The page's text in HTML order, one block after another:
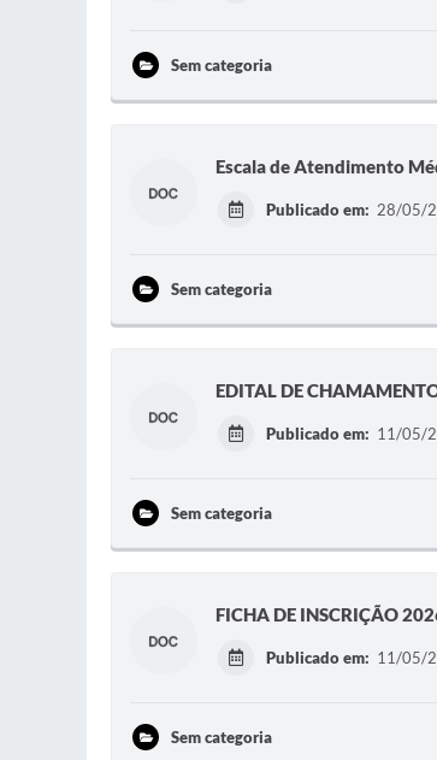
Sem categoria
Escala de Atendimento
Publicado em: 28/05/
Sem categoria
EDITAL DE
Publicado em: 11/05/
Sem categoria
FICHA DE INSCRIÇÃO
Publicado em: 11/05/
Sem categoria